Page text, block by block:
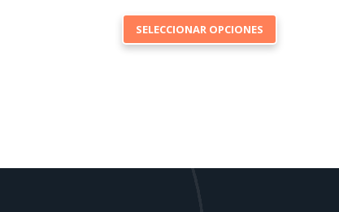
SELECCIONAR OPCIONES